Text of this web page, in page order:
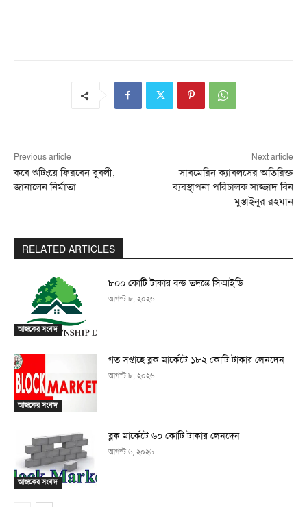
Previous article
কবে শুটিংয়ে ফিরবেন বুবলী,
জানালেন নির্মাতা
Next article
সাবমেরিন ক্যাবলসের অতিরিক্ত
ব্যবস্থাপনা পরিচালক সাজ্জাদ বিন
মুস্তাইনূর রহমান
RELATED ARTICLES
আজকের সংবাদ
৮০০ কোটি টাকার বন্ড তদন্তে সিআইডি
আগস্ট ৮, ২০২৬
আজকের সংবাদ
গত সপ্তাহে ব্লক মার্কেটে ১৮২ কোটি টাকার লেনদেন
আগস্ট ৮, ২০২৬
আজকের সংবাদ
ব্লক মার্কেটে ৬০ কোটি টাকার লেনদেন
আগস্ট ৬, ২০২৬